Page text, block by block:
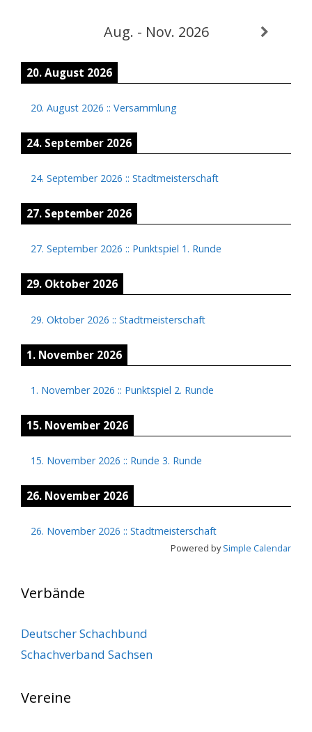
Aug. - Nov. 2026
20. August 2026
20. August 2026 :: Versammlung
24. September 2026
24. September 2026 :: Stadtmeisterschaft
27. September 2026
27. September 2026 :: Punktspiel 1. Runde
29. Oktober 2026
29. Oktober 2026 :: Stadtmeisterschaft
1. November 2026
1. November 2026 :: Punktspiel 2. Runde
15. November 2026
15. November 2026 :: Runde 3. Runde
26. November 2026
26. November 2026 :: Stadtmeisterschaft
Powered bySimple Calendar
Verbände
Deutscher Schachbund
Schachverband Sachsen
Vereine